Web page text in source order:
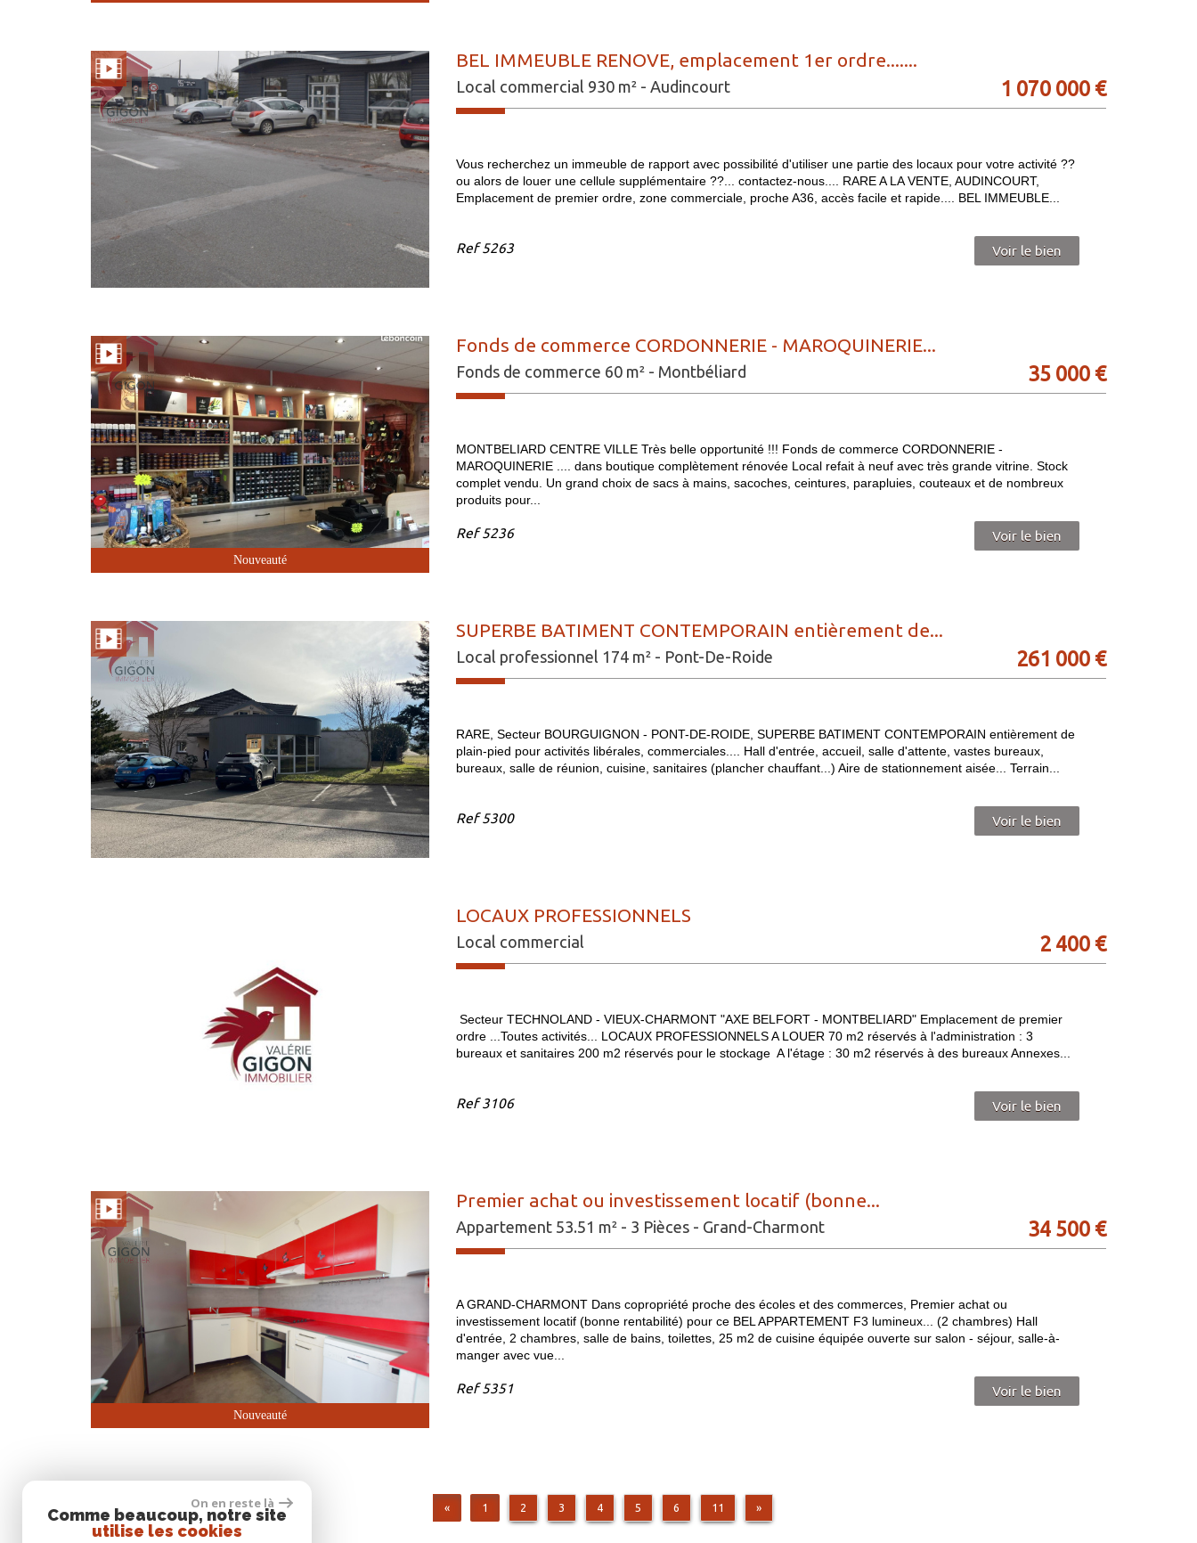
BEL IMMEUBLE RENOVE, emplacement 1er ordre.......
Local commercial 930 m² - Audincourt 1 070 000 €
Vous recherchez un immeuble de rapport avec possibilité d'utiliser une partie des locaux pour votre activité ??
ou alors de louer une cellule supplémentaire ??... contactez-nous.... RARE A LA VENTE, AUDINCOURT,
Emplacement de premier ordre, zone commerciale, proche A36, accès facile et rapide.... BEL IMMEUBLE...
Ref5263 Voir le bien
Nouveauté
Fonds de commerce CORDONNERIE - MAROQUINERIE...
Fonds de commerce 60 m² - Montbéliard 35 000 €
MONTBELIARD CENTRE VILLE Très belle opportunité !!! Fonds de commerce CORDONNERIE -
MAROQUINERIE .... dans boutique complètement rénovée Local refait à neuf avec très grande vitrine. Stock
complet vendu. Un grand choix de sacs à mains, sacoches, ceintures, parapluies, couteaux et de nombreux
produits pour...
Ref5236 Voir le bien
SUPERBE BATIMENT CONTEMPORAIN entièrement de...
Local professionnel 174 m² - Pont-De-Roide 261 000 €
RARE, Secteur BOURGUIGNON - PONT-DE-ROIDE, SUPERBE BATIMENT CONTEMPORAIN entièrement de
plain-pied pour activités libérales, commerciales.... Hall d'entrée, accueil, salle d'attente, vastes bureaux,
bureaux, salle de réunion, cuisine, sanitaires (plancher chauffant...) Aire de stationnement aisée... Terrain...
Ref5300 Voir le bien
LOCAUX PROFESSIONNELS
Local commercial 2 400 €
Secteur TECHNOLAND - VIEUX-CHARMONT "AXE BELFORT - MONTBELIARD" Emplacement de premier
ordre ...Toutes activités... LOCAUX PROFESSIONNELS A LOUER 70 m2 réservés à l'administration : 3
bureaux et sanitaires 200 m2 réservés pour le stockage A l'étage : 30 m2 réservés à des bureaux Annexes...
Ref3106 Voir le bien
Nouveauté
Premier achat ou investissement locatif (bonne...
Appartement 53.51 m² - 3 Pièces - Grand-Charmont 34 500 €
A GRAND-CHARMONT Dans copropriété proche des écoles et des commerces, Premier achat ou
investissement locatif (bonne rentabilité) pour ce BEL APPARTEMENT F3 lumineux... (2 chambres) Hall
d'entrée, 2 chambres, salle de bains, toilettes, 25 m2 de cuisine équipée ouverte sur salon - séjour, salle-à-
manger avec vue...
Ref5351 Voir le bien
« 1 2 3 4 5 6 11 »
On en reste là
Comme beaucoup, notre site
utilise les cookies